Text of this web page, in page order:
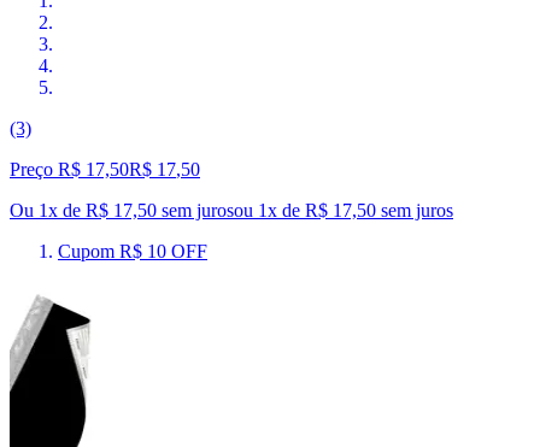
(3)
Preço R$ 17,50R$ 17,50
Ou 1x de R$ 17,50 sem jurosou 1x de R$ 17,50 sem juros
Cupom R$ 10 OFF